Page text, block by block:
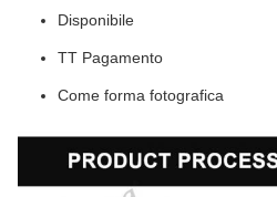
Disponibile
TT Pagamento
Come forma fotografica